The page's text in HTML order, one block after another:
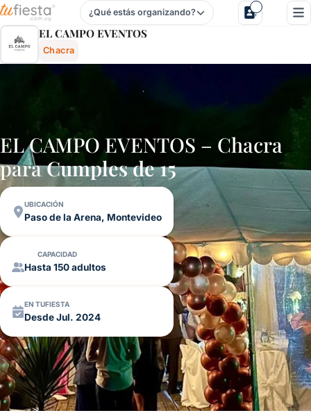
El Campo Eventos - Chacra En Paso De La Arena,
¿Qué estás organizando?
EL CAMPO EVENTOS
Chacra
EL CAMPO EVENTOS – Chacra
paraCumples de 15
UBICACIÓN
Paso de la Arena, Montevideo
CAPACIDAD
Hasta 150 adultos
EN TUFIESTA
Desde Jul. 2024